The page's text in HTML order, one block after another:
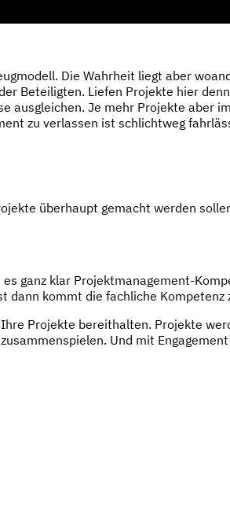
Die Wahrheit liegt aber
Beteiligten. Liefen Projekte hier
Je mehr Projekte aber
zu verlassen ist schlichtweg
überhaupt gemacht werden
ganz klar Projektmanagement-
kommt die fachliche Kompetenz
Projekte bereithalten. Projekte
Und mit